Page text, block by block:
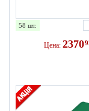
58 шт.
Цена: 2370